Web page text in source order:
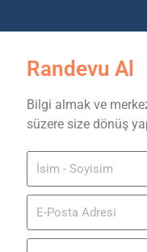
Randevu Al
Bilgi almak ve
süzere size dönüş